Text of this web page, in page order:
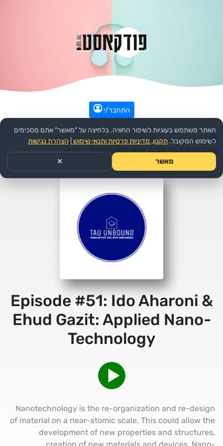
התחבר/י
עמוד הבית >> חינוך >> הפודקאסט:
תל אביב 360 –
אוניברסיטת תל אביב: ערוץ הפודקסטים >>פרק
Episode #51: Ido Aharoni &
Ehud Gazit: Applied Nano-
Technology
Nanotechnology is the re-organization and re-design
of material on a near-atomic scale. This could allow the
development of new properties and structures,
האתר משתמש בעוגיות לשיפור החוויה. בלחיצה על "מאשר" אתם מסכימים
לשימוש המקובל. תקנון, מדיניות פרטיות ותנאי שימוש הצהרת נגישות
מאשר ✕